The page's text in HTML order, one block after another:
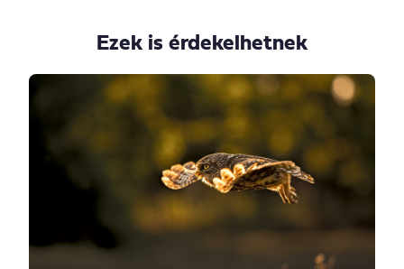
Ezek is érdekelhetnek